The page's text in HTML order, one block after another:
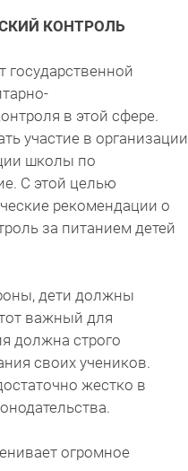
КОНТРОЛЬ
государственной
в этой сфере.
участие в организации
школы по
С этой целью
рекомендации о
за питанием детей
дети должны
важный для
должна строго
своих учеников.
жестко в
огромное